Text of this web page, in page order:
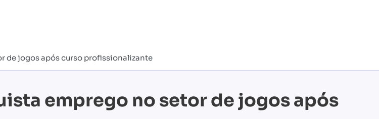
de jogos após curso profissionalizante
emprego no setor de jogos após